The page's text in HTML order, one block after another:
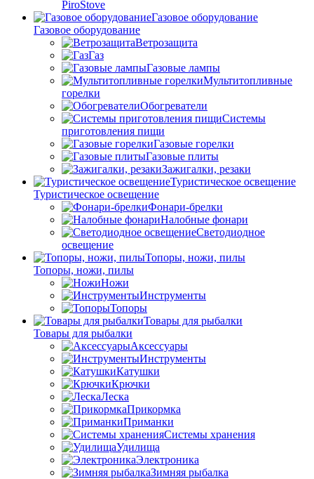
PiroStove
Газовое оборудование
Газовое оборудование
Ветрозащита
Газ
Газовые лампы
Мультитопливные
горелки
Обогреватели
Системы
приготовления пищи
Газовые горелки
Газовые плиты
Зажигалки, резаки
Туристическое освещение
Туристическое освещение
Фонари-брелки
Налобные фонари
Светодиодное
освещение
Топоры, ножи, пилы
Топоры, ножи, пилы
Ножи
Инструменты
Топоры
Товары для рыбалки
Товары для рыбалки
Аксессуары
Инструменты
Катушки
Крючки
Леска
Прикормка
Приманки
Системы хранения
Удилища
Электроника
Зимняя рыбалка